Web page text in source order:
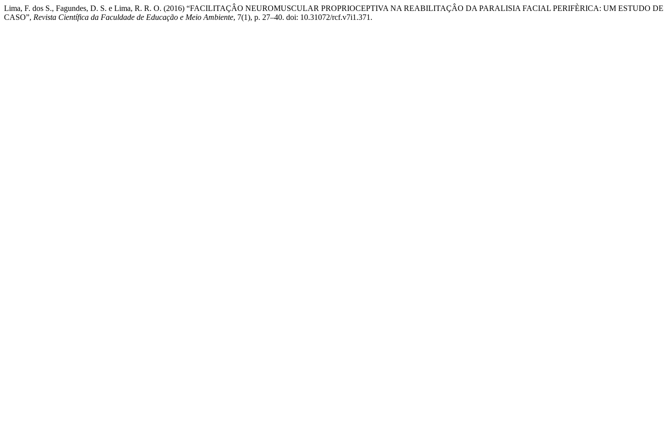
Lima, F. dos S., Fagundes, D. S. e Lima, R. R. O. (2016) “FACILITAÇÂO NEUROMUSCULAR PROPRIOCEPTIVA NA REABILITAÇÂO DA PARALISIA FACIAL PERIFÈRICA: UM ESTUDO DE
CASO”, Revista Científica da Faculdade de Educação e Meio Ambiente, 7(1), p. 27–40. doi: 10.31072/rcf.v7i1.371.